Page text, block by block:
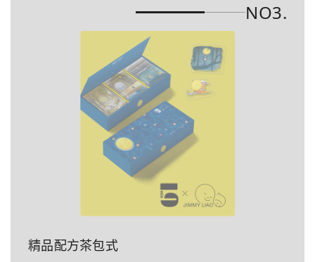
NO3.
精品配方茶包式